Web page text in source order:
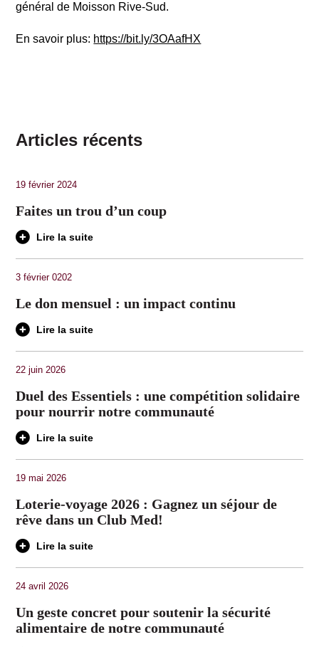
général de Moisson Rive-Sud.
En savoir plus: https://bit.ly/3OAafHX
Articles récents
19 février 2024
Faites un trou d’un coup
Lire la suite
3 février 0202
Le don mensuel : un impact continu
Lire la suite
22 juin 2026
Duel des Essentiels : une compétition solidaire
pour nourrir notre communauté
Lire la suite
19 mai 2026
Loterie-voyage 2026 : Gagnez un séjour de
rêve dans un Club Med!
Lire la suite
24 avril 2026
Un geste concret pour soutenir la sécurité
alimentaire de notre communauté